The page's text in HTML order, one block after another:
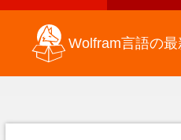
Wolfram言語の